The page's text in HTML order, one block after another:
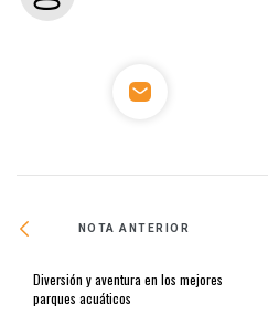
NOTA ANTERIOR
Diversión y aventura en los mejores
parques acuáticos